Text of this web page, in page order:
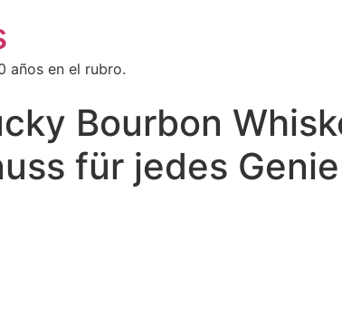
años en el rubro.
Bourbon
für jedes